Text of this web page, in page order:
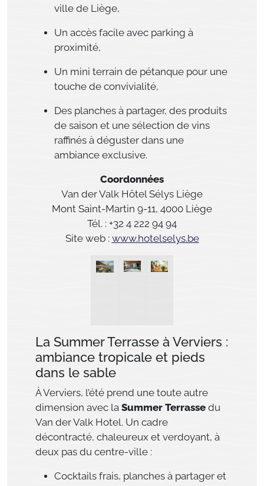
ville de Liège,
Un accès facile avec parking à
proximité,
Un mini terrain de pétanque pour une
touche de convivialité,
Des planches à partager, des produits
de saison et une sélection de vins
raffinés à déguster dans une
ambiance exclusive.
Coordonnées
Van der Valk Hôtel Sélys Liège
Mont Saint-Martin 9-11, 4000 Liège
Tél. : +32 4 222 94 94
Site web : www.hotelselys.be
La Summer Terrasse à Verviers :
ambiance tropicale et pieds
dans le sable
À Verviers, l’été prend une toute autre
dimension avec la Summer Terrasse du
Van der Valk Hotel. Un cadre
décontracté, chaleureux et verdoyant, à
deux pas du centre-ville :
Cocktails frais, planches à partager et